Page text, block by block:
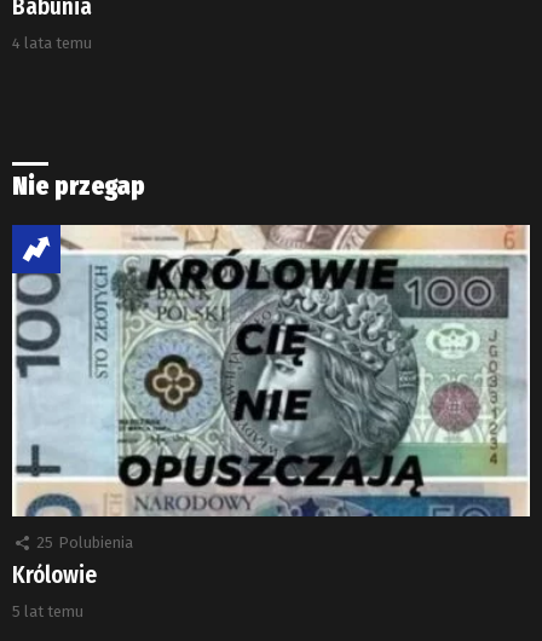
Babunia
4 lata temu
Nie przegap
25 Polubienia
Królowie
5 lat temu